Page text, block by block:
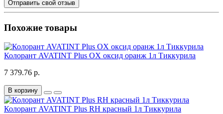
Отправить свой отзыв
Похожие товары
Колорант AVATINT Plus OX оксид оранж 1л Тиккурила
7 379.76 р.
В корзину
Колорант AVATINT Plus RH красный 1л Тиккурила